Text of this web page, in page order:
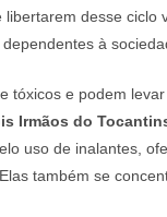
desse ciclo
à
tóxicos e podem
Irmãos do
uso de inalantes,
também se